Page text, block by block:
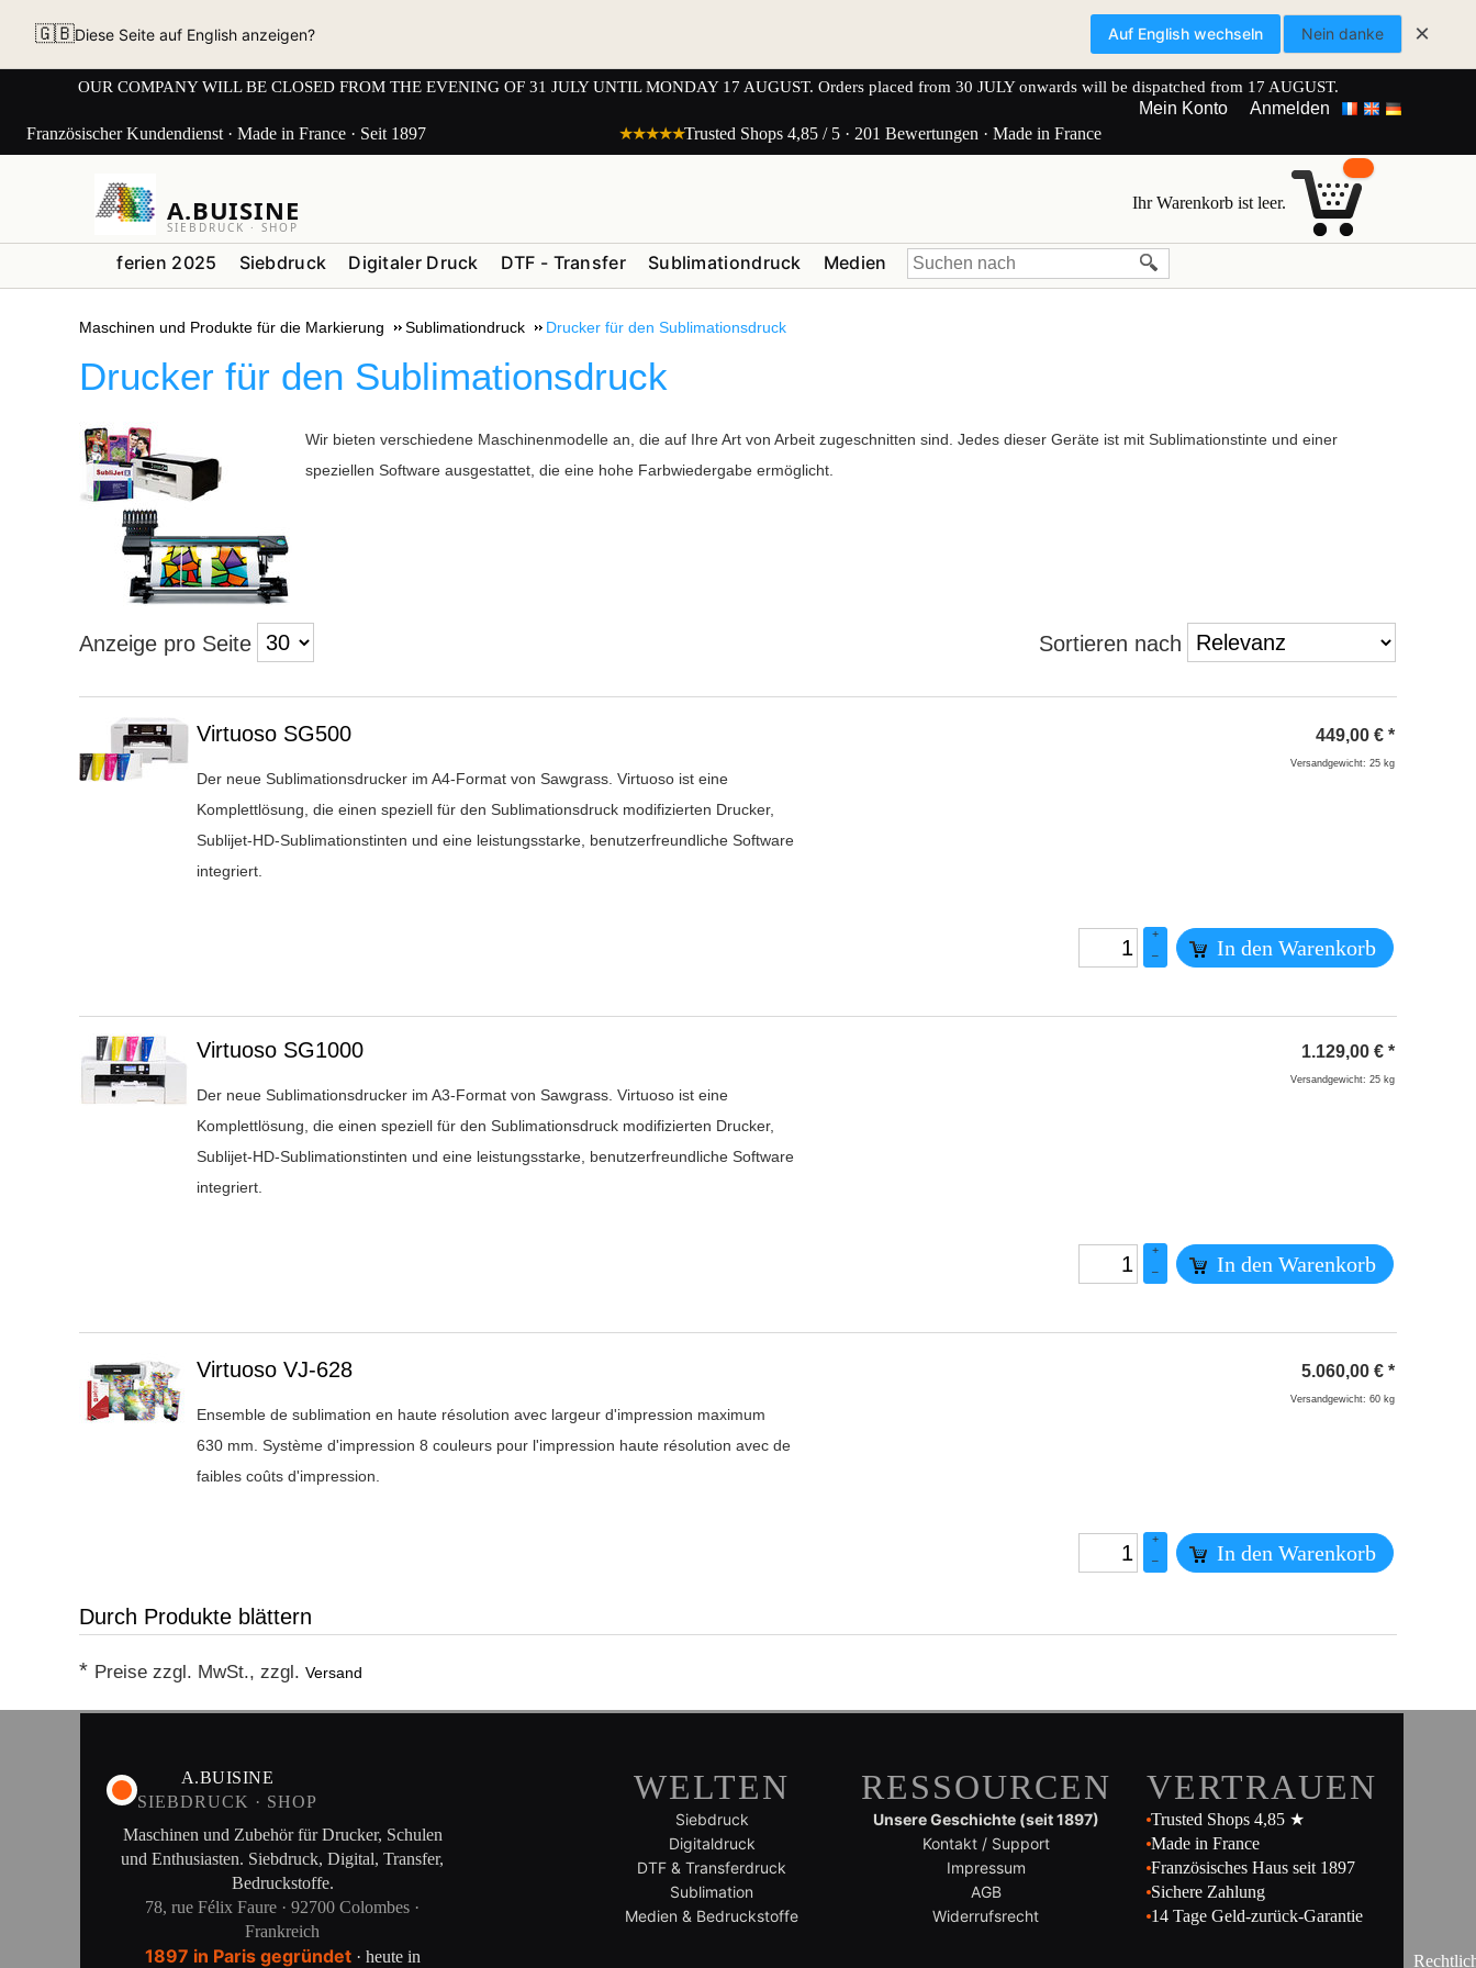
🇬🇧Diese Seite auf English anzeigen? Auf English wechseln Nein danke ×
OUR COMPANY WILL BE CLOSED FROM THE EVENING OF 31 JULY UNTIL MONDAY 17 AUGUST. Orders placed from 30 JULY onwards will be dispatched from 17 AUGUST.
Mein Konto
Anmelden
Französischer Kundendienst · Made in France · Seit 1897
★★★★★Trusted Shops 4,85 / 5 · 201 Bewertungen · Made in France
A.BUISINE
SIEBDRUCK · SHOP
Ihr Warenkorb ist leer.
ferien 2025 Siebdruck Digitaler Druck DTF - Transfer Sublimationdruck Medien
Maschinen und Produkte für die Markierung Sublimationdruck Drucker für den Sublimationsdruck
Drucker für den Sublimationsdruck
Wir bieten verschiedene Maschinenmodelle an, die auf Ihre Art von Arbeit zugeschnitten sind. Jedes dieser Geräte ist mit Sublimationstinte und einer
speziellen Software ausgestattet, die eine hohe Farbwiedergabe ermöglicht.
Anzeige pro Seite Sortieren nach
Überschrift
Virtuoso SG500
Der neue Sublimationsdrucker im A4-Format von Sawgrass. Virtuoso ist eine
Komplettlösung, die einen speziell für den Sublimationsdruck modifizierten Drucker,
Sublijet-HD-Sublimationstinten und eine leistungsstarke, benutzerfreundliche Software
integriert.
449,00 € *
Versandgewicht: 25 kg
+
–
In den Warenkorb
Überschrift
Virtuoso SG1000
Der neue Sublimationsdrucker im A3-Format von Sawgrass. Virtuoso ist eine
Komplettlösung, die einen speziell für den Sublimationsdruck modifizierten Drucker,
Sublijet-HD-Sublimationstinten und eine leistungsstarke, benutzerfreundliche Software
integriert.
1.129,00 € *
Versandgewicht: 25 kg
+
–
In den Warenkorb
Überschrift
Virtuoso VJ-628
Ensemble de sublimation en haute résolution avec largeur d'impression maximum
630 mm. Système d'impression 8 couleurs pour l'impression haute résolution avec de
faibles coûts d'impression.
5.060,00 € *
Versandgewicht: 60 kg
+
–
In den Warenkorb
Durch Produkte blättern
* Preise zzgl. MwSt., zzgl.Versand
A.BUISINE
SIEBDRUCK · SHOP
Maschinen und Zubehör für Drucker, Schulen
und Enthusiasten. Siebdruck, Digital, Transfer,
Bedruckstoffe.
78, rue Félix Faure · 92700 Colombes ·
Frankreich
1897 in Paris gegründet· heute in
WELTEN
Siebdruck
Digitaldruck
DTF & Transferdruck
Sublimation
Medien & Bedruckstoffe
RESSOURCEN
Unsere Geschichte (seit 1897)
Kontakt / Support
Impressum
AGB
Widerrufsrecht
VERTRAUEN
Trusted Shops 4,85 ★
Made in France
Französisches Haus seit 1897
Sichere Zahlung
14 Tage Geld-zurück-Garantie